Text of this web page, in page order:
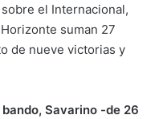
el Internacional,
suman 27
de nueve victorias y
Savarino -de 26